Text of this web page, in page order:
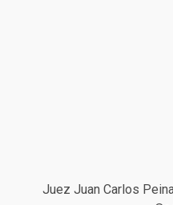
Juez Juan Carlos